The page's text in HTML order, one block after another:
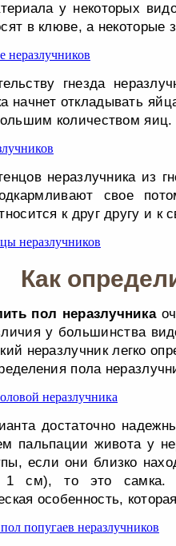
у некоторых
в клюве, а некоторые
гнезда
начнет откладывать
количеством
неразлучника из
свое
к друг другу и к
Как
пол неразлучника
у большинства
неразлучник легко
пола
достаточно
пальпации живота у
если они близко
1 см), то это самка.
особенность,